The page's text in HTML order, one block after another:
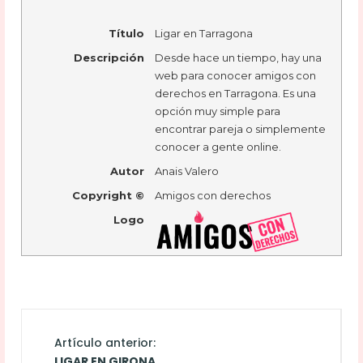
Título
Ligar en Tarragona
Descripción
Desde hace un tiempo, hay una
web para conocer amigos con
derechos en Tarragona. Es una
opción muy simple para
encontrar pareja o simplemente
conocer a gente online.
Autor
Anais Valero
Copyright ©
Amigos con derechos
Logo
Artículo anterior: